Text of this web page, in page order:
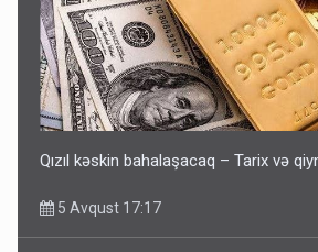
Qızıl kəskin bahalaşacaq – Tarix və
5 Avqust 17:17